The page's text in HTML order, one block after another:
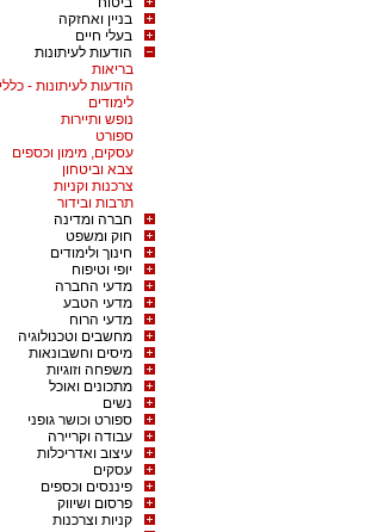
בניין ואחזקה
בעלי חיים
הודעות לעיתונות
בריאות
הודעות לעיתונות - כללי
לימודים
נופש ותיירות
ספורט
עסקים, מימון וכספים
צבא וביטחון
צרכנות וקניות
תרבות ובידור
חברה ומדינה
חוק ומשפט
חינוך ולימודים
יופי וטיפוח
מדעי החברה
מדעי הטבע
מדעי הרוח
מחשבים וטכנולוגיה
מיסים וחשבונאות
משפחה וזוגיות
מתכונים ואוכל
נשים
ספורט וכושר גופני
עבודה וקריירה
עיצוב ואדריכלות
עסקים
פיננסים וכספים
פרסום ושיווק
קניות וצרכנות